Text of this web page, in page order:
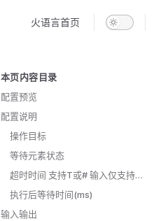
火语言首页
本页内容目录
Table of Contents for current page
配置预览
配置说明
操作目标
等待元素状态
超时时间 支持T或# 输入仅支持整型
执行后等待时间(ms)
输入输出